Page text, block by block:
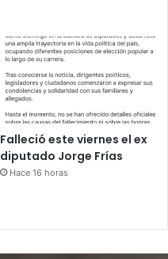
Falleció este viernes el ex
diputado Jorge Frías
Hace 16 horas